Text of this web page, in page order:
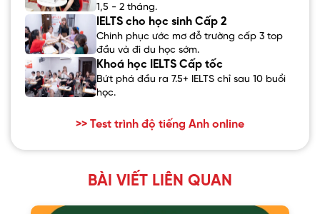
1,5 - 2 tháng.
IELTS cho học sinh Cấp 2
Chinh phục ước mơ đỗ trường cấp 3 top
đầu và đi du học sớm.
Khoá học IELTS Cấp tốc
Bứt phá đầu ra 7.5+ IELTS chỉ sau 10 buổi
học.
>> Test trình độ tiếng Anh online
BÀI VIẾT LIÊN QUAN